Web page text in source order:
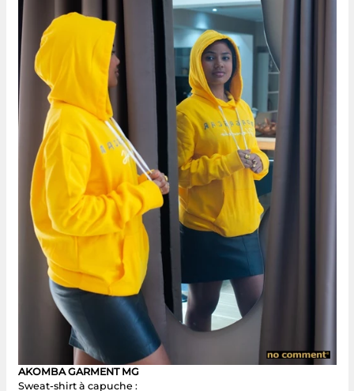
AKOMBA GARMENT MG
Sweat-shirt à capuche :